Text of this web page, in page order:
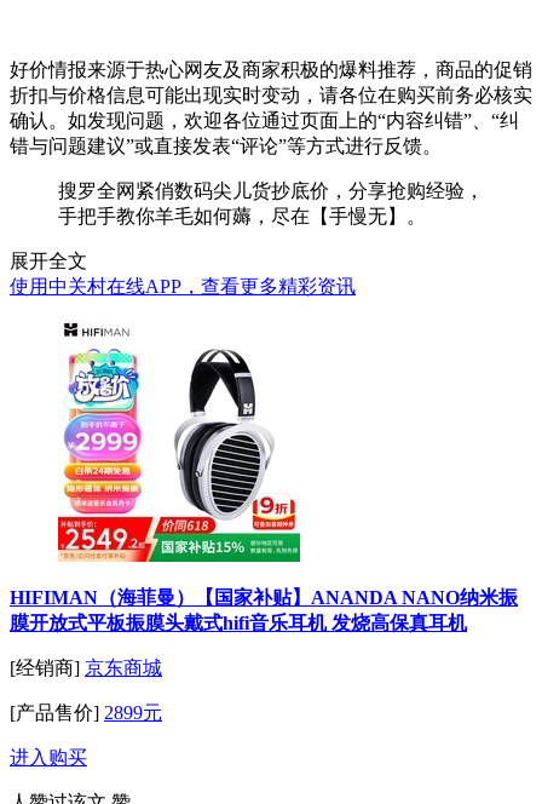
好价情报来源于热心网友及商家积极的爆料推荐，商品的促销
折扣与价格信息可能出现实时变动，请各位在购买前务必核实
确认。如发现问题，欢迎各位通过页面上的“内容纠错”、“纠
错与问题建议”或直接发表“评论”等方式进行反馈。
搜罗全网紧俏数码尖儿货抄底价，分享抢购经验，
手把手教你羊毛如何薅，尽在【手慢无】。
展开全文
使用中关村在线APP，查看更多精彩资讯
HIFIMAN（海菲曼）【国家补贴】ANANDA NANO纳米振
膜开放式平板振膜头戴式hifi音乐耳机 发烧高保真耳机
[经销商] 京东商城
[产品售价] 2899元
进入购买